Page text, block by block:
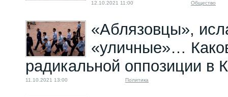
12.10.2021 11:00 Общество
«Аблязовцы»,
«уличные»…
радикальной оппозиции в
11.10.2021 13:00 Политика